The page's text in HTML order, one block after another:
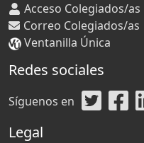
Acceso Colegiados/as
Correo Colegiados/as
Ventanilla Única
Redes sociales
Síguenos en
Legal